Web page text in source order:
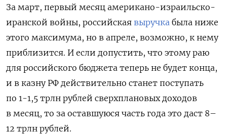
За март, первый месяц американо-израильско-
иранской войны, российская выручка была ниже
этого максимума, но в апреле, возможно, к нему
приблизится. И если допустить, что этому раю
для российского бюджета теперь не будет конца,
и в казну РФ действительно станет поступать
по 1-1,5 трлн рублей сверхплановых доходов
в месяц, то за оставшуюся часть года это даст 8–
12 трлн рублей.